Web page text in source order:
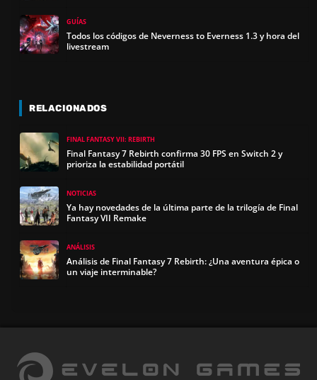
GUÍAS
Todos los códigos de Neverness to Everness 1.3 y hora del
livestream
RELACIONADOS
FINAL FANTASY VII: REBIRTH
Final Fantasy 7 Rebirth confirma 30 FPS en Switch 2 y
prioriza la estabilidad portátil
NOTICIAS
Ya hay novedades de la última parte de la trilogía de Final
Fantasy VII Remake
ANÁLISIS
Análisis de Final Fantasy 7 Rebirth: ¿Una aventura épica o
un viaje interminable?